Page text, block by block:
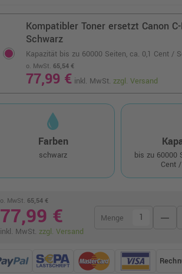
Kompatibler Toner ersetzt Canon
Schwarz
Kapazität bis zu 60000 Seiten, ca. 0,1 Cent /
o. MwSt. 65,54 €
77,99 € inkl. MwSt. zzgl. Versand
Farben
schwarz bis zu 60000
Cent
o. MwSt. 65,54 €
77,99 €
inkl. MwSt. zzgl. Versand
Menge remove